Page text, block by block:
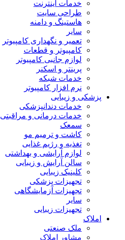
خدمات اینترنت
طراحی سایت
هاستینگ و دامنه
سایر
تعمیر و نگهداری کامپیوتر
کامپیوتر و قطعات
لوازم جانبی کامپیوتر
پرینتر و اسکنر
خدمات شبکه
نرم افزار کامپیوتر
پزشکی و زیبایی
خدمات دندانپزشکی
خدمات درمانی و مراقبتی
سمعک
کاشت و ترمیم مو
تغذیه و رژیم غذایی
لوازم آرایشی و بهداشتی
سالن آرایش و زیبایی
کلینیک زیبایی
تجهیزات پزشکی
تجهیزات آزمایشگاهی
سایر
تجهیزات زیبایی
املاک
ملک صنعتی
مشاور املاک